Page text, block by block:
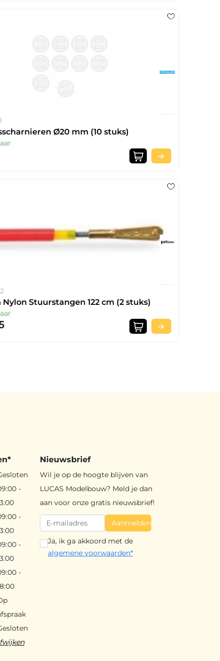
Ø20 mm (10 stuks)
Stuurstangen 122 cm (2 stuks)
-
-
-
-
Nieuwsbrief
Wil je op de hoogte blijven van
LUCAS Modelbouw? Meld je dan
aan voor onze gratis nieuwsbrief!
Aanmelden
Ja, ik ga akkoord met de
algemene voorwaarden*